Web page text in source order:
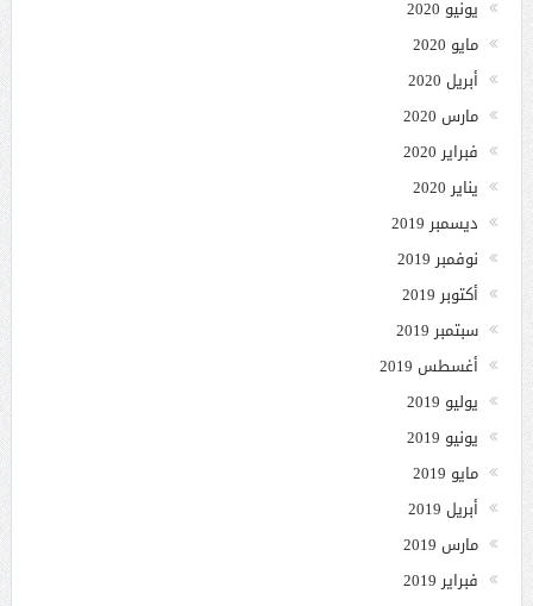
يونيو 2020
مايو 2020
أبريل 2020
مارس 2020
فبراير 2020
يناير 2020
ديسمبر 2019
نوفمبر 2019
أكتوبر 2019
سبتمبر 2019
أغسطس 2019
يوليو 2019
يونيو 2019
مايو 2019
أبريل 2019
مارس 2019
فبراير 2019